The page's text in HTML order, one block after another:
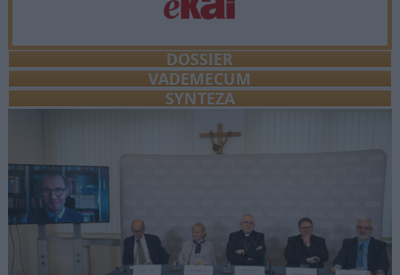
DOSSIER
VADEMECUM
SYNTEZA